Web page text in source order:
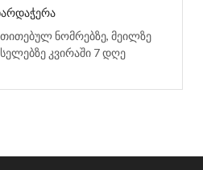
ნომრებზე, მეილზე
კვირაში 7 დღე